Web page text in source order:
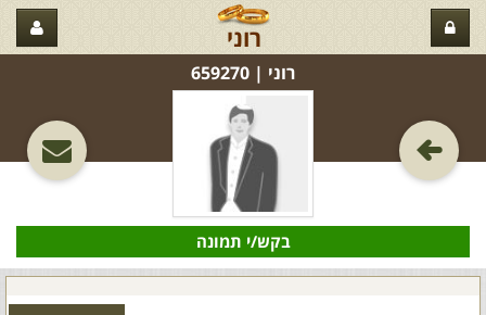
רוני
רוני‏ | 659270
בקש/י תמונה